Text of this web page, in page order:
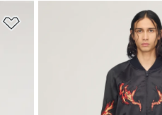
Lägg till på önskelistan